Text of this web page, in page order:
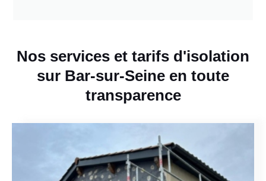
Nos services et tarifs d'isolation
sur Bar-sur-Seine en toute
transparence